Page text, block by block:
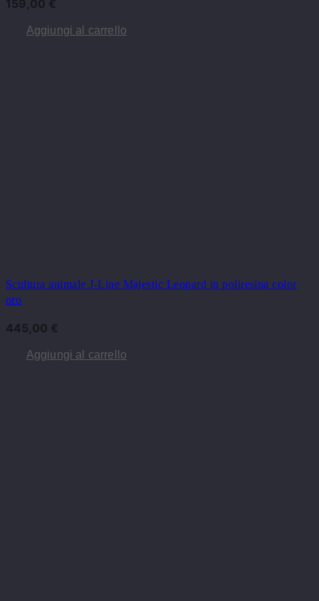
159,00 €
Aggiungi al carrello
Scultura animale J-Line Majestic Leopard in poliresina color
oro
445,00 €
Aggiungi al carrello